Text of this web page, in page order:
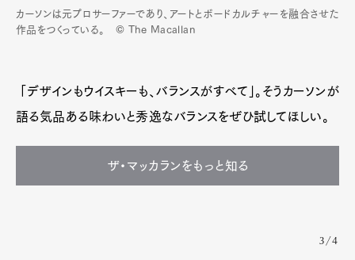
カーソンは元プロサーファーであり、アートとボードカルチャーを融合させた
作品をつくっている。 © The Macallan
「デザインもウイスキーも、バランスがすべて」。そうカーソンが
語る気品ある味わいと秀逸なバランスをぜひ試してほしい。
ザ・マッカランをもっと知る
3/4